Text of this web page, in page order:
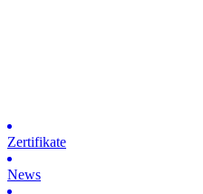
Zertifikate
News